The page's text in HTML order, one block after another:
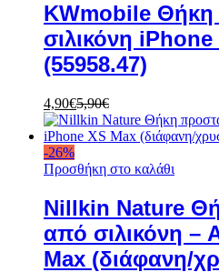
KWmobile
σιλικόνη
(55958.47)
4,90€5,90€
-26%
Προσθήκη στο καλάθι
Nillkin Nature
από σιλικόνη –
Max (διάφανη/